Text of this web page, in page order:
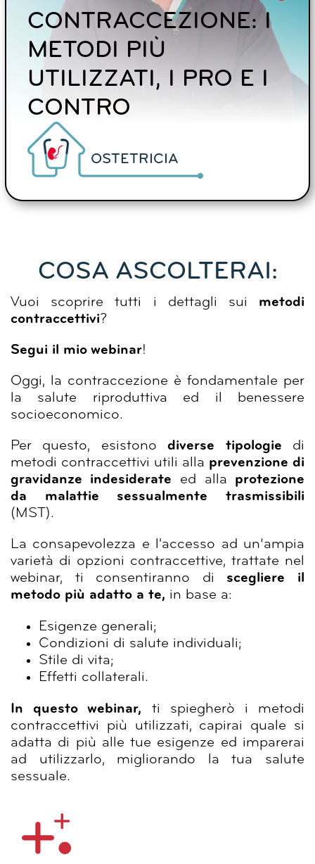
CONTRACCEZIONE: I
METODI PIÙ
UTILIZZATI, I PRO E I
CONTRO
OSTETRICIA
COSA ASCOLTERAI:
Vuoi scoprire tutti i dettagli sui metodi
contraccettivi?
Segui il mio webinar!
Oggi, la contraccezione è fondamentale per
la salute riproduttiva ed il benessere
socioeconomico.
Per questo, esistonodiverse tipologie di
metodi contraccettivi utili alla prevenzione di
gravidanze indesiderate ed alla protezione
da malattie sessualmente trasmissibili
(MST).
La consapevolezza e l'accesso ad un’ampia
varietà di opzioni contraccettive, trattate nel
webinar, ti consentiranno di scegliere il
metodo più adatto a te, in base a:
Esigenze generali;
Condizioni di salute individuali;
Stile di vita;
Effetti collaterali.
In questo webinar, ti spiegherò i metodi
contraccettivi più utilizzati, capirai quale si
adatta di più alle tue esigenze ed imparerai
ad utilizzarlo, migliorando la tua salute
sessuale.